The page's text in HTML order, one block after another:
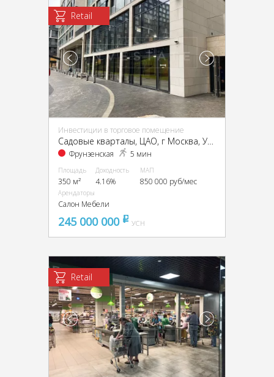
Retail
Инвестиции в торговое помещение
Фрунзенская 5 мин
Площадь
350 м²
Доходность
4.16%
МАП
850 000 руб/мес
Арендаторы
Салон Мебели
245 000 000 pуб
УСН
Retail